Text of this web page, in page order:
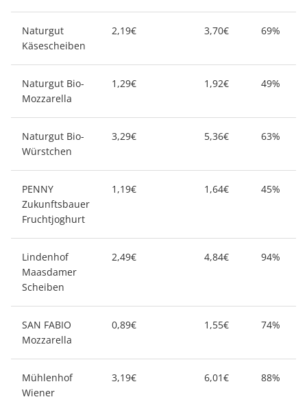
Naturgut
Käsescheiben
2,19€ 3,70€ 69%
Naturgut Bio-
Mozzarella
1,29€ 1,92€ 49%
Naturgut Bio-
Würstchen
3,29€ 5,36€ 63%
PENNY
Zukunftsbauer
Fruchtjoghurt
1,19€ 1,64€ 45%
Lindenhof
Maasdamer
Scheiben
2,49€ 4,84€ 94%
SAN FABIO
Mozzarella
0,89€ 1,55€ 74%
Mühlenhof
Wiener
3,19€ 6,01€ 88%